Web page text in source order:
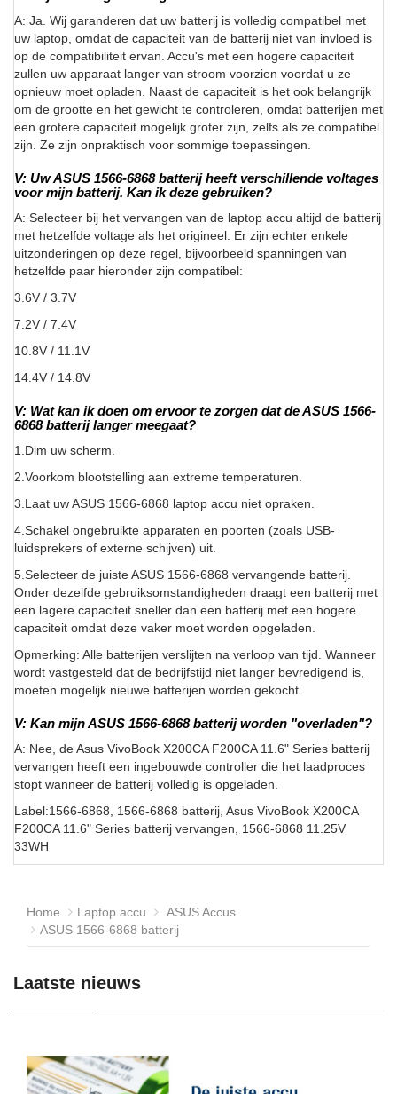
A: Ja. Wij garanderen dat uw batterij is volledig compatibel met
uw laptop, omdat de capaciteit van de batterij niet van invloed is
op de compatibiliteit ervan. Accu's met een hogere capaciteit
zullen uw apparaat langer van stroom voorzien voordat u ze
opnieuw moet opladen. Naast de capaciteit is het ook belangrijk
om de grootte en het gewicht te controleren, omdat batterijen met
een grotere capaciteit mogelijk groter zijn, zelfs als ze compatibel
zijn. Ze zijn onpraktisch voor sommige toepassingen.
V: Uw ASUS 1566-6868 batterij heeft verschillende voltages
voor mijn batterij. Kan ik deze gebruiken?
A: Selecteer bij het vervangen van de laptop accu altijd de batterij
met hetzelfde voltage als het origineel. Er zijn echter enkele
uitzonderingen op deze regel, bijvoorbeeld spanningen van
hetzelfde paar hieronder zijn compatibel:
3.6V / 3.7V
7.2V / 7.4V
10.8V / 11.1V
14.4V / 14.8V
V: Wat kan ik doen om ervoor te zorgen dat de ASUS 1566-
6868 batterij langer meegaat?
1.Dim uw scherm.
2.Voorkom blootstelling aan extreme temperaturen.
3.Laat uw ASUS 1566-6868 laptop accu niet opraken.
4.Schakel ongebruikte apparaten en poorten (zoals USB-
luidsprekers of externe schijven) uit.
5.Selecteer de juiste ASUS 1566-6868 vervangende batterij.
Onder dezelfde gebruiksomstandigheden draagt een batterij met
een lagere capaciteit sneller dan een batterij met een hogere
capaciteit omdat deze vaker moet worden opgeladen.
Opmerking: Alle batterijen verslijten na verloop van tijd. Wanneer
wordt vastgesteld dat de bedrijfstijd niet langer bevredigend is,
moeten mogelijk nieuwe batterijen worden gekocht.
V: Kan mijn ASUS 1566-6868 batterij worden "overladen"?
A: Nee, de Asus VivoBook X200CA F200CA 11.6" Series batterij
vervangen heeft een ingebouwde controller die het laadproces
stopt wanneer de batterij volledig is opgeladen.
Label:1566-6868, 1566-6868 batterij, Asus VivoBook X200CA
F200CA 11.6" Series batterij vervangen, 1566-6868 11.25V
33WH
Home Laptop accu
ASUS Accus
ASUS 1566-6868 batterij
Laatste nieuws